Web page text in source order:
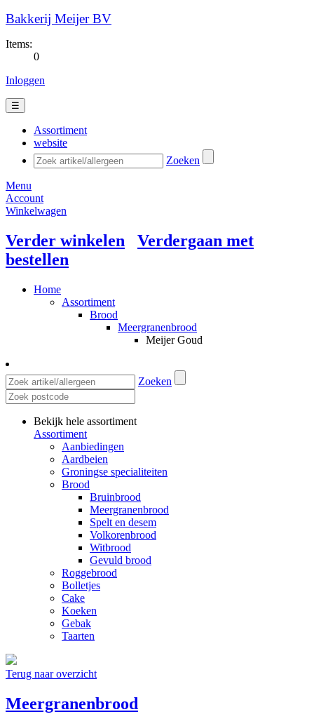
Bakkerij Meijer BV
Items:
0
Inloggen
☰
Assortiment
website
Zoeken
Menu
Account
Winkelwagen
Verder winkelen
Verdergaan met
bestellen
Home
Assortiment
Brood
Meergranenbrood
Meijer Goud
Zoeken
Bekijk hele assortiment
Assortiment
Aanbiedingen
Aardbeien
Groningse specialiteiten
Brood
Bruinbrood
Meergranenbrood
Spelt en desem
Volkorenbrood
Witbrood
Gevuld brood
Roggebrood
Bolletjes
Cake
Koeken
Gebak
Taarten
Terug naar overzicht
Meergranenbrood